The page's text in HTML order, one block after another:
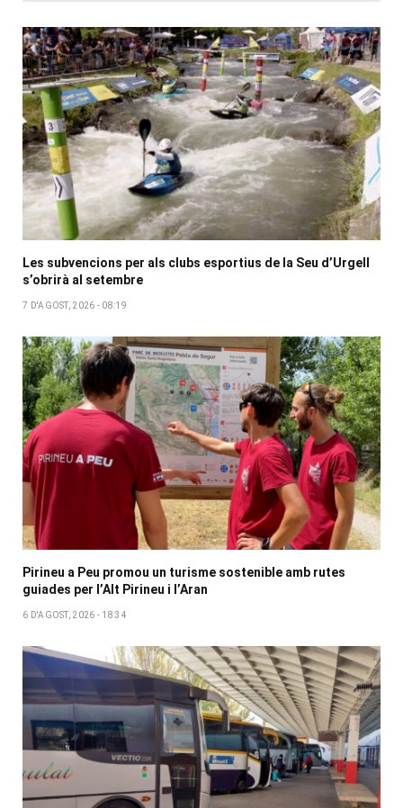
Les subvencions per als clubs esportius de la Seu d’Urgell
s’obrirà al setembre
7 D'AGOST, 2026 - 08:19
Pirineu a Peu promou un turisme sostenible amb rutes
guiades per l’Alt Pirineu i l’Aran
6 D'AGOST, 2026 - 18:34